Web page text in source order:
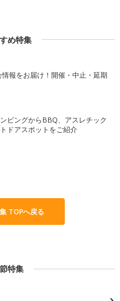
め特集
報をお届け！開催・中止・延期
ピングからBBQ、アスレチック
ドアスポットをご紹介
TOPへ戻る
特集